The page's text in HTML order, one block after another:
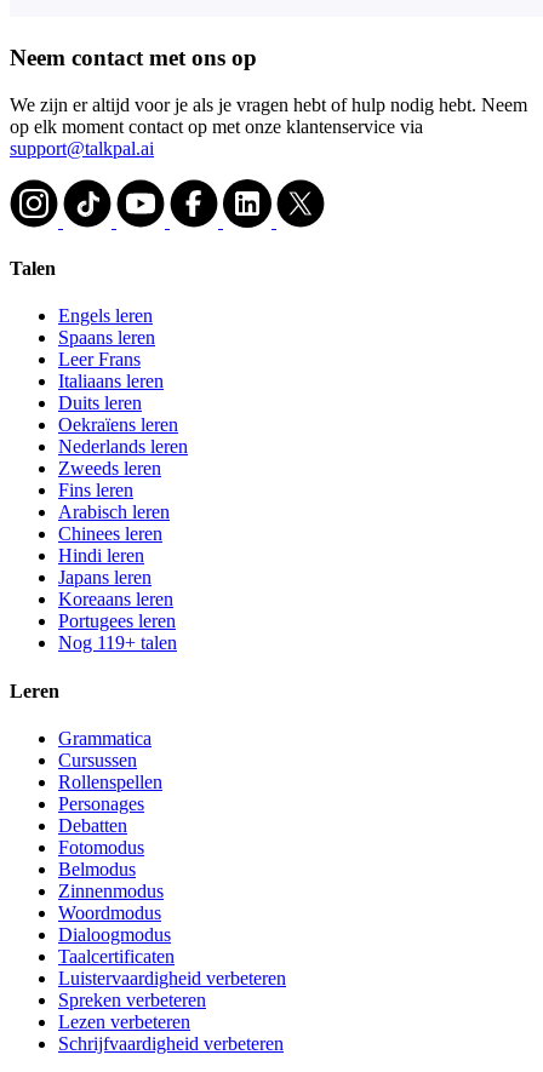
Neem contact met ons op
We zijn er altijd voor je als je vragen hebt of hulp nodig hebt. Neem
op elk moment contact op met onze klantenservice via
support@talkpal.ai
Talen
Engels leren
Spaans leren
Leer Frans
Italiaans leren
Duits leren
Oekraïens leren
Nederlands leren
Zweeds leren
Fins leren
Arabisch leren
Chinees leren
Hindi leren
Japans leren
Koreaans leren
Portugees leren
Nog 119+ talen
Leren
Grammatica
Cursussen
Rollenspellen
Personages
Debatten
Fotomodus
Belmodus
Zinnenmodus
Woordmodus
Dialoogmodus
Taalcertificaten
Luistervaardigheid verbeteren
Spreken verbeteren
Lezen verbeteren
Schrijfvaardigheid verbeteren